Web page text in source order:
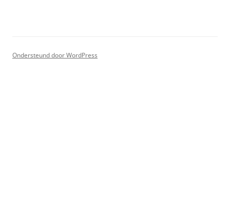
Ondersteund door WordPress